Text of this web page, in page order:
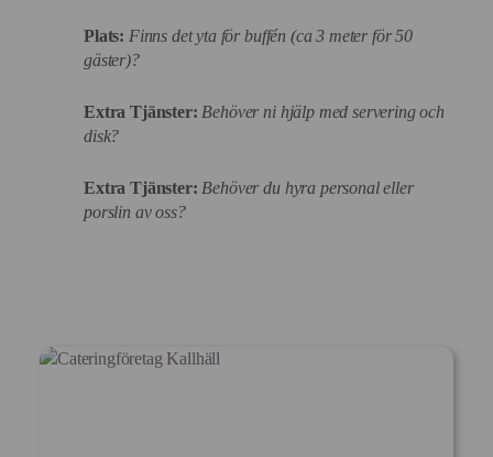
Plats: Finns det yta för buffén (ca 3 meter för 50
gäster)?
Extra Tjänster: Behöver ni hjälp med servering och
disk?
Extra Tjänster: Behöver du hyra personal eller
porslin av oss?